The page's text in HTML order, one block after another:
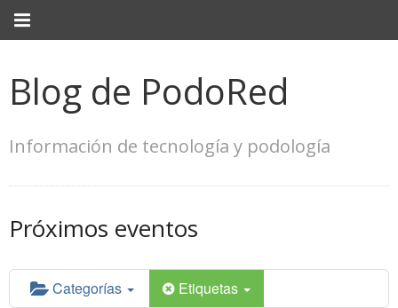
Blog de PodoRed
Información de tecnología y podología
Próximos eventos
Categorías Etiquetas